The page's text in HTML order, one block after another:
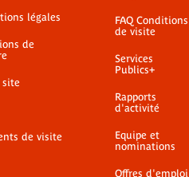
légales
de
site
de visite
FAQ Conditions
de visite
Services
Publics+
Rapports
d'activité
Equipe et
nominations
Offres d'emploi